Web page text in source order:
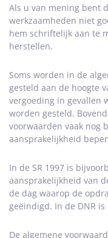
Als u van mening bent
werkzaamheden niet
hem schriftelijk aan te
herstellen.
Soms worden in de
gesteld aan de hoogte
vergoeding in gevallen
worden gesteld.
voorwaarden vaak nog
aansprakelijkheid
In de SR 1997 is
aansprakelijkheid van
de dag waarop de
geëindigd. In de DNR
De algemene